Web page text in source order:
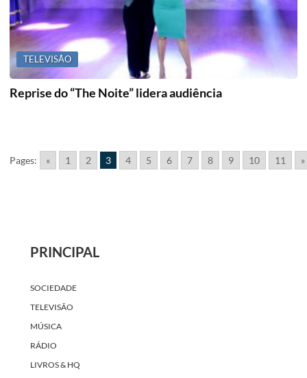
TELEVISÃO
Reprise do “The Noite” lidera audiência
Pages: « 1 2 3 4 5 6 7 8 9 10 11 »
PRINCIPAL
SOCIEDADE
TELEVISÃO
MÚSICA
RÁDIO
LIVROS & HQ